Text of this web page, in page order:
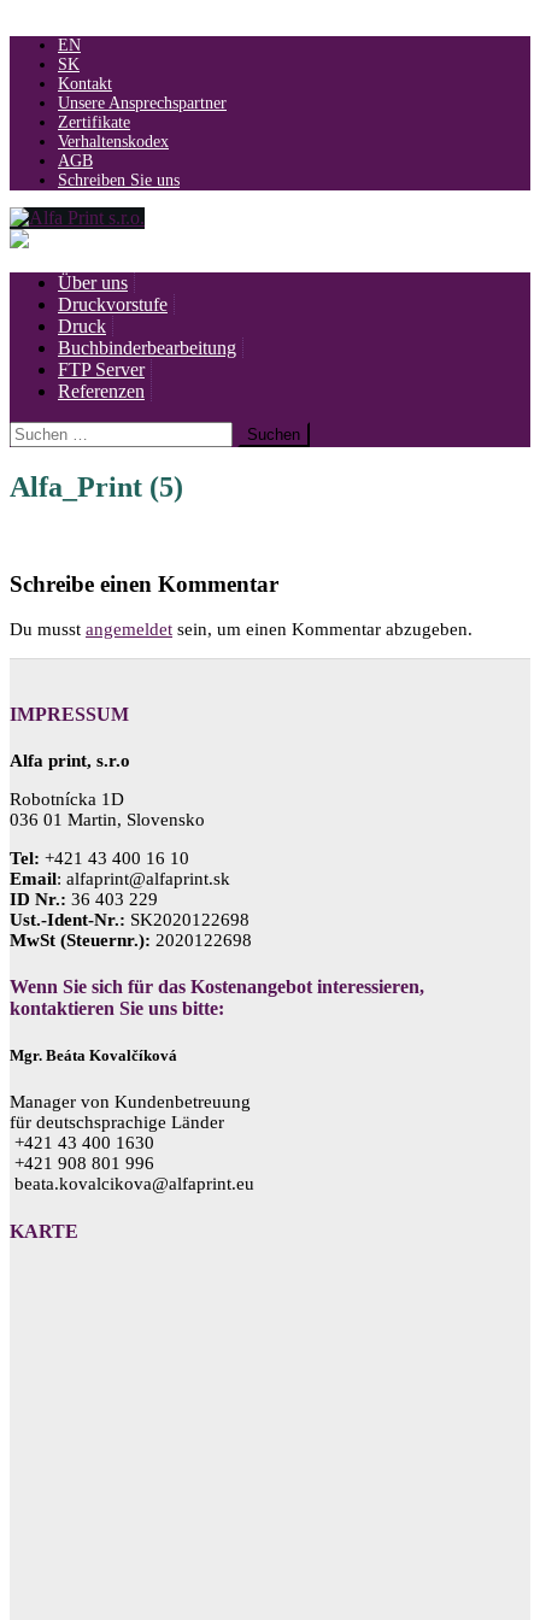
Skip
content
EN
SK
Kontakt
Unsere Ansprechspartner
Zertifikate
Verhaltenskodex
AGB
Schreiben Sie uns
Über uns
Druckvorstufe
Druck
Buchbinderbearbeitung
FTP Server
Referenzen
Suche
nach:
Alfa_Print (5)
Schreibe einen Kommentar
Du musst angemeldet sein, um einen Kommentar abzugeben.
IMPRESSUM
Alfa print, s.r.o
Robotnícka 1D
036 01 Martin, Slovensko
Tel: +421 43 400 16 10
Email: alfaprint@alfaprint.sk
ID Nr.: 36 403 229
Ust.-Ident-Nr.: SK2020122698
MwSt (Steuernr.): 2020122698
Wenn Sie sich für das Kostenangebot interessieren,
kontaktieren Sie uns bitte:
Mgr. Beáta Kovalčíková
Manager von Kundenbetreuung
für deutschsprachige Länder
+421 43 400 1630
+421 908 801 996
beata.kovalcikova@alfaprint.eu
KARTE